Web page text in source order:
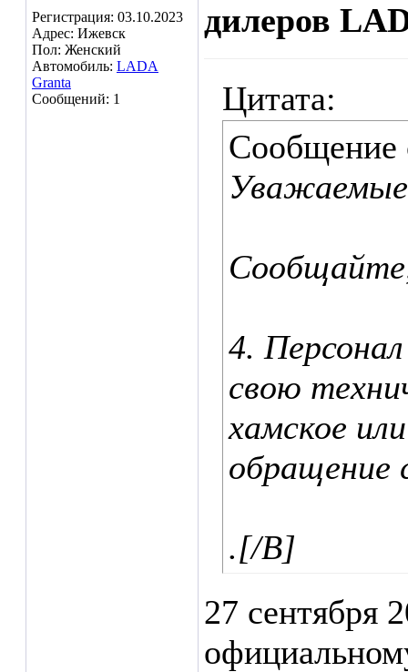
Регистрация: 03.10.2023
Адрес: Ижевск
Пол: Женский
Автомобиль: LADA
Granta
Сообщений: 1
дилеров
Цитата:
Уважаемые
4.
свою
хамское
обращение
.[/B]
27 сентября